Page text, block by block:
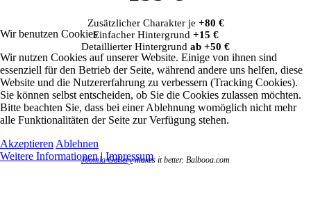
Zusätzlicher Charakter je +80 €
Einfacher Hintergrund +15 €
Detaillierter Hintergrund ab +50 €
Joomla Gallerymakes it better. Balbooa.com
Wir benutzen Cookies
Wir nutzen Cookies auf unserer Website. Einige von ihnen sind
essenziell für den Betrieb der Seite, während andere uns helfen, diese
Website und die Nutzererfahrung zu verbessern (Tracking Cookies).
Sie können selbst entscheiden, ob Sie die Cookies zulassen möchten.
Bitte beachten Sie, dass bei einer Ablehnung womöglich nicht mehr
alle Funktionalitäten der Seite zur Verfügung stehen.
Akzeptieren Ablehnen
Weitere Informationen|Impressum